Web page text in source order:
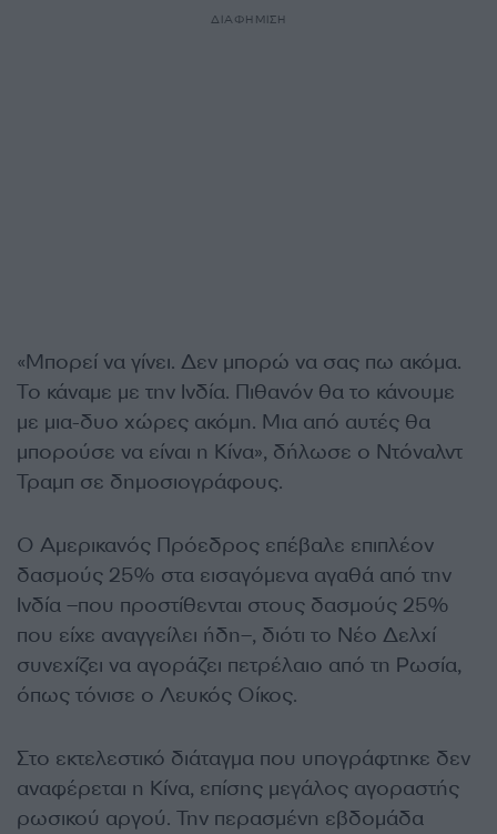
ΔΙΑΦΗΜΙΣΗ
«Μπορεί να γίνει. Δεν μπορώ να σας πω ακόμα.
Το κάναμε με την Ινδία. Πιθανόν θα το κάνουμε
με μια-δυο χώρες ακόμη. Μια από αυτές θα
μπορούσε να είναι η Κίνα», δήλωσε ο Ντόναλντ
Τραμπ σε δημοσιογράφους.
Ο Αμερικανός Πρόεδρος επέβαλε επιπλέον
δασμούς 25% στα εισαγόμενα αγαθά από την
Ινδία –που προστίθενται στους δασμούς 25%
που είχε αναγγείλει ήδη–, διότι το Νέο Δελχί
συνεχίζει να αγοράζει πετρέλαιο από τη Ρωσία,
όπως τόνισε ο Λευκός Οίκος.
Στο εκτελεστικό διάταγμα που υπογράφτηκε δεν
αναφέρεται η Κίνα, επίσης μεγάλος αγοραστής
ρωσικού αργού. Την περασμένη εβδομάδα